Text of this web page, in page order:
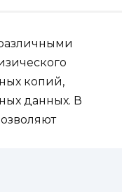
копий,
данных. В